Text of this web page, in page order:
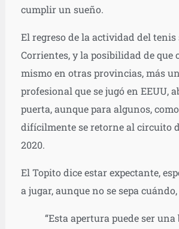
cumplir un sueño.
El regreso de la actividad del tenis
Corrientes, y la posibilidad de que
mismo en otras provincias, más
profesional que se jugó en EEUU,
puerta, aunque para algunos,
difícilmente se retorne al circuito
2020.
El Topito dice estar expectante,
a jugar, aunque no se sepa
“Esta apertura puede ser una